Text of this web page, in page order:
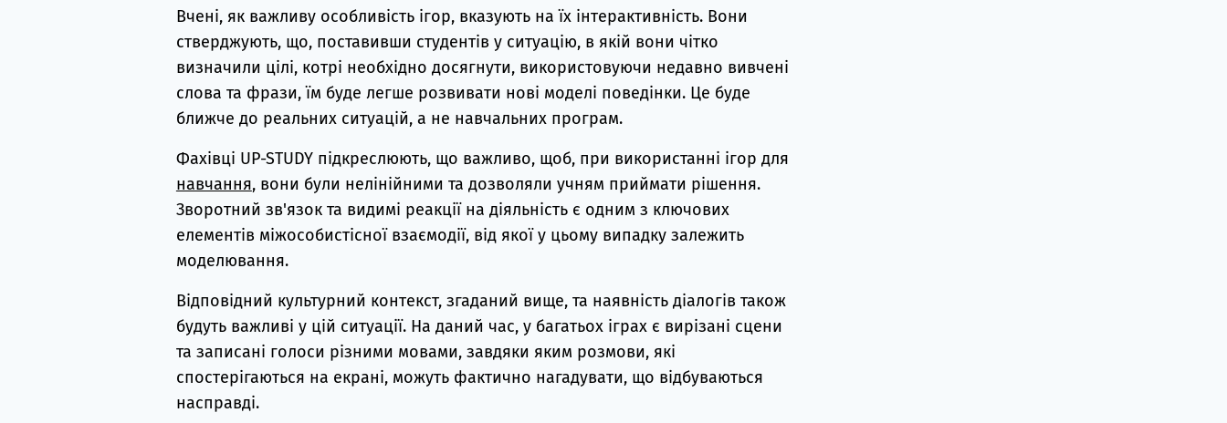
Вчені, як важливу особливість ігор, вказують на їх інтерактивність. Вони
стверджують, що, поставивши студентів у ситуацію, в якій вони чітко
визначили цілі, котрі необхідно досягнути, використовуючи недавно вивчені
слова та фрази, їм буде легше розвивати нові моделі поведінки. Це буде
ближче до реальних ситуацій, а не навчальних програм.
Фахівці UP-STUDY підкреслюють, що важливо, щоб, при використанні ігор для
навчання, вони були нелінійними та дозволяли учням приймати рішення.
Зворотний зв'язок та видимі реакції на діяльність є одним з ключових
елементів міжособистісної взаємодії, від якої у цьому випадку залежить
моделювання.
Відповідний культурний контекст, згаданий вище, та наявність діалогів також
будуть важливі у цій ситуації. На даний час, у багатьох іграх є вирізані сцени
та записані голоси різними мовами, завдяки яким розмови, які
спостерігаються на екрані, можуть фактично нагадувати, що відбуваються
насправді.